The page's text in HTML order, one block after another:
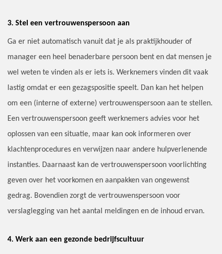
3. Stel een vertrouwenspersoon aan
Ga er niet automatisch vanuit dat je als praktijkhouder of
manager een heel benaderbare persoon bent en dat mensen je
wel weten te vinden als er iets is. Werknemers vinden dit vaak
lastig omdat er een gezagspositie speelt. Dan kan het helpen
om een (interne of externe) vertrouwenspersoon aan te stellen.
Een vertrouwenspersoon geeft werknemers advies voor het
oplossen van een situatie, maar kan ook informeren over
klachtenprocedures en verwijzen naar andere hulpverlenende
instanties. Daarnaast kan de vertrouwenspersoon voorlichting
geven over het voorkomen en aanpakken van ongewenst
gedrag. Bovendien zorgt de vertrouwenspersoon voor
verslaglegging van het aantal meldingen en de inhoud ervan.
4. Werk aan een gezonde bedrijfscultuur